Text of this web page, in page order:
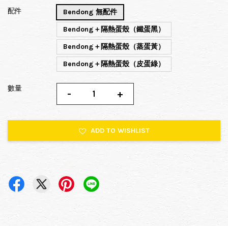
配件
Bendong 無配件
Bendong＋隔熱蛋殼（鐵蛋黑）
Bendong＋隔熱蛋殼（蒸蛋黃）
Bendong＋隔熱蛋殼（皮蛋綠）
數量 - +
ADD TO WISHLIST